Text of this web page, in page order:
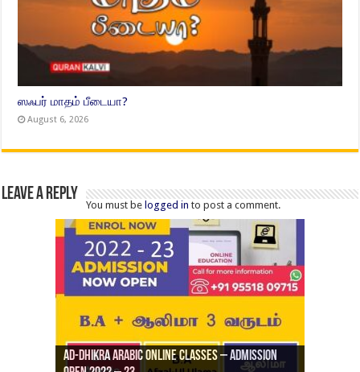
ஸஃபர் மாதம் பீடையா?
August 6, 2026
Leave a Reply
You must be logged in to post a comment.
Ad-Dhikra Arabic Online Classes – Admission
ரியாத் ஜும்ஆ தமிழாக்கம், Jamia Al Hajiri